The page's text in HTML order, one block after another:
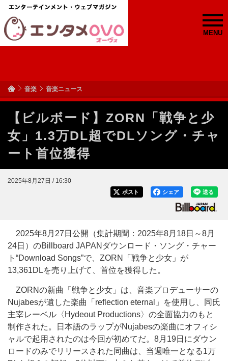
MENU
音楽 音楽ニュース
【ビルボード】ZORN「戦争と少
女」1.3万DL超でDLソング・チャ
ート首位獲得
2025年8月27日 / 16:30
送る
シェア
ポスト
2025年8月27日公開（集計期間：2025年8月18日～8月
24日）のBillboard JAPANダウンロード・ソング・チャー
ト“Download Songs”で、ZORN「戦争と少女」が
13,361DLを売り上げて、首位を獲得した。
ZORNの新曲「戦争と少女」は、音楽プロデューサーの
Nujabesが遺した楽曲「reflection eternal」を使用し、同氏
主宰レーベル〈Hydeout Productions〉の全面協力のもと
制作された。日本語のラップがNujabesの楽曲にオフィシ
ャルで起用されたのは今回が初めてだ。8月19日にダウン
ロードのみでリリースされた同曲は、当週唯一となる1万